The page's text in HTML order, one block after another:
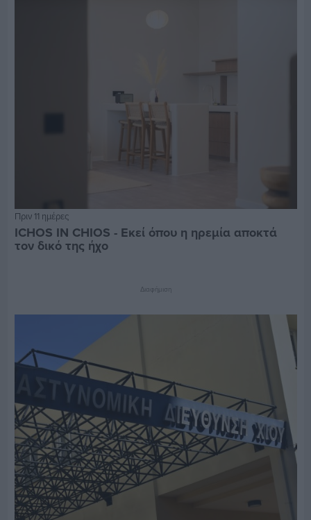
Πριν 11 ημέρες
ICHOS IN CHIOS - Εκεί όπου η ηρεμία αποκτά
τον δικό της ήχο
Διαφήμιση